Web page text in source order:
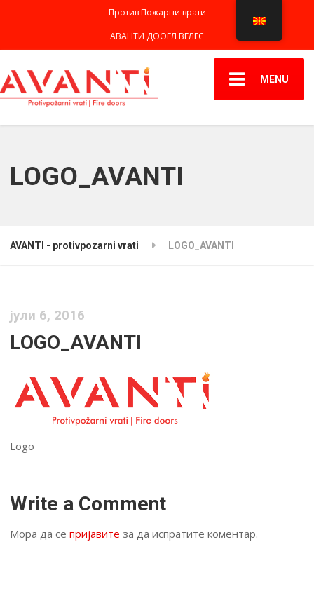
Против Пожарни врати
АВАНТИ ДООЕЛ ВЕЛЕС
MENU
LOGO_AVANTI
AVANTI - protivpozarni vrati LOGO_AVANTI
јули 6, 2016
LOGO_AVANTI
Logo
Write a Comment
Мора да сепријавите за да испратите коментар.